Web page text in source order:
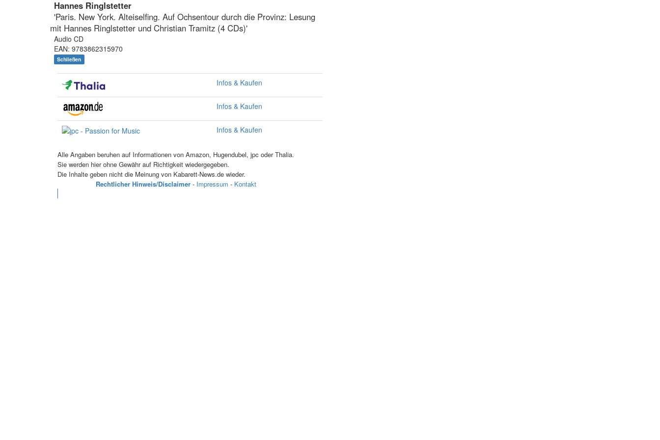
Hannes Ringlstetter
'Paris. New York. Alteiselfing. Auf Ochsentour durch die Provinz: Lesung
mit Hannes Ringlstetter und Christian Tramitz (4 CDs)'
Audio CD
EAN: 9783862315970
Schließen
Infos & Kaufen
Infos & Kaufen
Infos & Kaufen
Alle Angaben beruhen auf Informationen von Amazon, Hugendubel, jpc oder Thalia.
Sie werden hier ohne Gewähr auf Richtigkeit wiedergegeben.
Die Inhalte geben nicht die Meinung von Kabarett-News.de wieder.
Rechtlicher Hinweis/Disclaimer- Impressum - Kontakt